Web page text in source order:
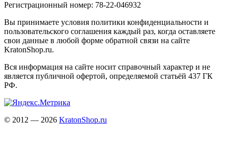
Регистрационный номер: 78-22-046932
Вы принимаете условия политики конфиденциальности и
пользовательского соглашения каждый раз, когда оставляете
свои данные в любой форме обратной связи на сайте
KratonShop.ru.
Вся информация на сайте носит справочный характер и не
является публичной офертой, определяемой статьёй 437 ГК
РФ.
© 2012 — 2026 KratonShop.ru